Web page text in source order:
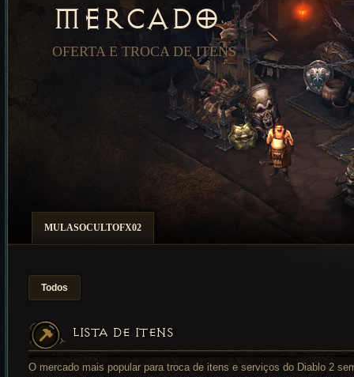
MERCADO
OFERTA E TROCA DE ITENS
MULASOCULTOFX02
Todos
LISTA DE ITENS
O mercado mais popular para troca de itens e serviços do Diablo 2